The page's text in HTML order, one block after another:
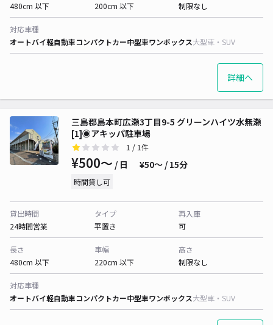
480cm 以下
200cm 以下
制限なし
対応車種
オートバイ軽自動車コンパクトカー中型車ワンボックス大型車・SUV
詳細へ
三島郡島本町広瀬3丁目9-5 グリーンハイツ水無瀬
[1]◉アキッパ駐車場
1 / 1件
¥500〜 / 日 ¥50〜 / 15分
時間貸し可
貸出時間
24時間営業
タイプ
平置き
再入庫
可
長さ
480cm 以下
車幅
220cm 以下
高さ
制限なし
対応車種
オートバイ軽自動車コンパクトカー中型車ワンボックス大型車・SUV